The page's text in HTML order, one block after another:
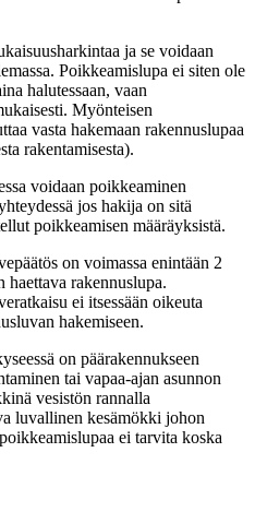
ja se voidaan
Poikkeamislupa ei siten ole
halutessaan, vaan
Myönteisen
vasta hakemaan rakennuslupaa
rakentamisesta).
voidaan poikkeaminen
jos hakija on sitä
poikkeamisen määräyksistä.
on voimassa enintään 2
haettava rakennuslupa.
ei itsessään oikeuta
hakemiseen.
on päärakennukseen
tai vapaa-ajan asunnon
vesistön rannalla
luvallinen kesämökki johon
ei tarvita koska